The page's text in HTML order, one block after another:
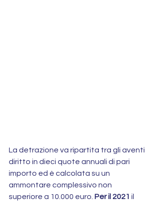
La detrazione va ripartita tra gli aventi
diritto in dieci quote annuali di pari
importo ed è calcolata su un
ammontare complessivo non
superiore a 10.000 euro. Per il 2021 il